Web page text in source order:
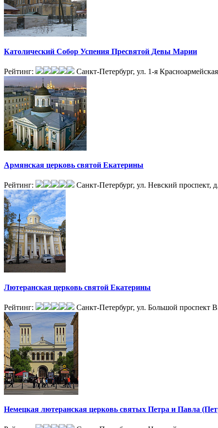
Католический Собор Успения Пресвятой Девы Марии
Рейтинг: Санкт-Петербург, ул. 1-я
Армянская церковь святой Екатерины
Рейтинг: Санкт-Петербург, ул. Невский проспект,
Лютеранская церковь святой Екатерины
Рейтинг: Санкт-Петербург, ул. Большой проспект
Немецкая лютеранская церковь святых Петра и Павла